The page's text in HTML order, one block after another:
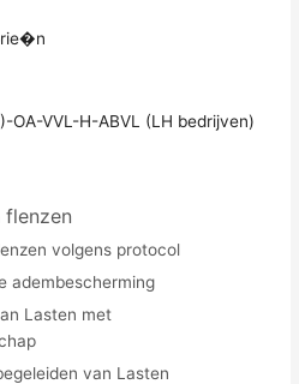
OA-VVL-H-ABVL (LH bedrijven)
flenzen
volgens protocol
adembescherming
Lasten met
van Lasten